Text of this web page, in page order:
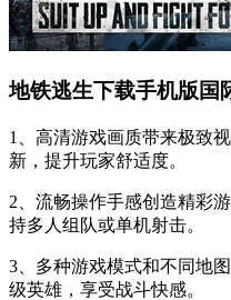
地铁逃生下载手机版国
1、高清游戏画质带来极致
新，提升玩家舒适度。
2、流畅操作手感创造精彩
持多人组队或单机射击。
3、多种游戏模式和不同地
级英雄，享受战斗快感。